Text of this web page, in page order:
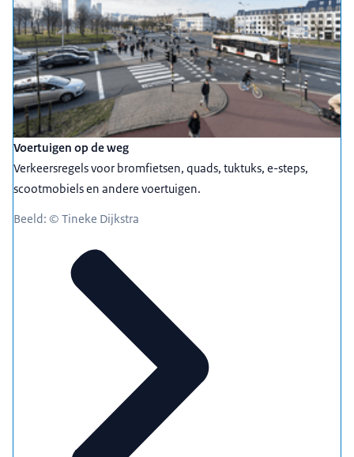
Voertuigen op de weg
Verkeersregels voor bromfietsen, quads, tuktuks, e-steps,
scootmobiels en andere voertuigen.
Beeld: © Tineke Dijkstra